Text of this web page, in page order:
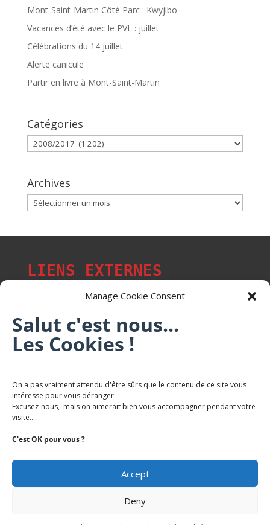
Manage Cookie Consent
Salut c'est nous...
Les Cookies !
On a pas vraiment attendu d'être sûrs que le contenu de ce site vous
intéresse pour vous déranger.
Excusez-nous, mais on aimerait bien vous accompagner pendant votre
visite...
C'est OK pour vous ?
Accept
Deny
Mont-Saint-Martin Côté Parc : Kwyjibo
Vacances d’été avec le PVL : juillet
Célébrations du 14 juillet
Alerte canicule
Partir en livre à Mont-Saint-Martin
Catégories
Catégories
Archives
Archives
LIENS EXTERNES
Les p'tits citoyens de Mont-Saint-Martin
Trail Saintmartinois Daniel FEITE
Karaté Mont Saint Martin